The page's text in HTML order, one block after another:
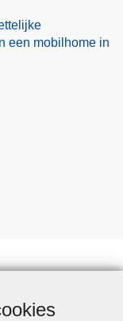
een mobilhome in